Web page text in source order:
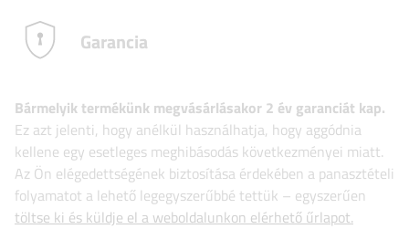
Garancia
Bármelyik termékünk megvásárlásakor 2 év garanciát kap.
Ez azt jelenti, hogy anélkül használhatja, hogy aggódnia
kellene egy esetleges meghibásodás következményei miatt.
Az Ön elégedettségének biztosítása érdekében a panasztételi
folyamatot a lehető legegyszerűbbé tettük – egyszerűen
töltse ki és küldje el a weboldalunkon elérhető űrlapot.